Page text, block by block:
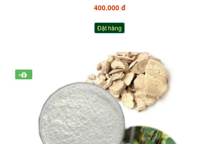
400.000 đ
Đặt hàng
+